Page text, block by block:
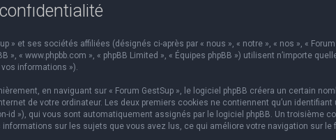
» et ses sociétés affiliées (désignés ci-après par « nous », « notre », « nos », «
», « www.phpbb.com », « phpBB Limited », « Équipes phpBB ») utilisent n’importe
informations »).
en naviguant sur « Forum GestSup », le logiciel phpBB créera un certain
de votre ordinateur. Les deux premiers cookies ne contiennent qu’un
id »), qui vous sont automatiquement assignés par le logiciel phpBB. Un troisième
sur les sujets que vous avez lus, ce qui améliore votre navigation sur le